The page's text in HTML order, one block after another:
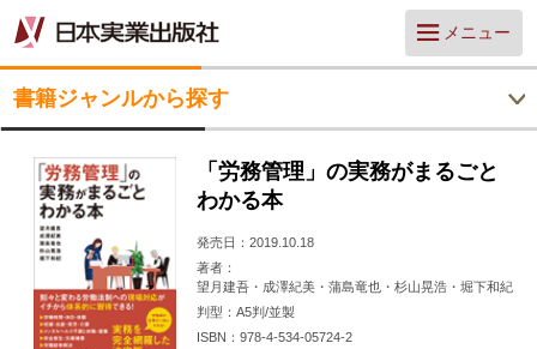
メニュー
書籍ジャンルから探す
「労務管理」の実務がまるごと
わかる本
発売日
2019.10.18
著者
望月建吾・成澤紀美・蒲島竜也・杉山晃浩・堀下和紀
判型
A5判/並製
ISBN
978-4-534-05724-2